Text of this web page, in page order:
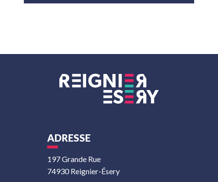
ADRESSE
197 Grande Rue
74930 Reignier-Ésery